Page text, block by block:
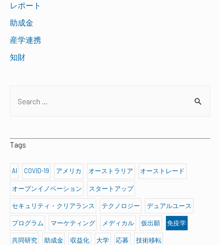
レポート
助成金
産学連携
知財
r
h
o
r
:
Tags
AI COVID-19 アメリカ オーストラリア オーストレード
オープンイノベーション スタートアップ
セキュリティ・クリアランス テクノロジー デュアルユース
プログラム マーケティング メディカル 仮出願 免疫学
共同研究 助成金 収益化 大学 応募 技術移転